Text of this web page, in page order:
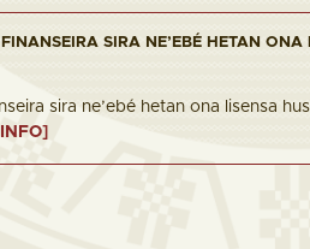
SIRA NE’EBÉ HETAN ONA
sira ne’ebé hetan ona lisensa